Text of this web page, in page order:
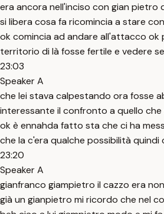
era ancora nell'inciso con gian
si libera cosa fa ricomincia a stare
ok comincia ad andare all'attacco ok
territorio di là fosse fertile e vedere
23:03
Speaker A
che lei stava calpestando ora fosse
interessante il confronto a quello
ok è ennahda fatto sta che ci ha
che la c'era qualche possibilità quindi
23:20
Speaker A
gianfranco giampietro il cazzo era
già un gianpietro mi ricordo che nel